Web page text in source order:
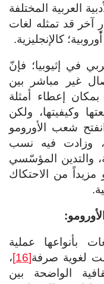
العربية المختلفة
آخر قد تمثله لغات
كالإنجليزية.
في إثيوبيا؛ فإنّ
غير مباشر بين
بمكان إعطاء أمثلة
وكيفيتها، ولكن
شعب الأورومو
وزادت فيه نسب
والتدين المؤسّسي
مزيداً من الاحتكاك
بأنواعها عملية
لغوية صرفة[16]
،
الواضحة بين